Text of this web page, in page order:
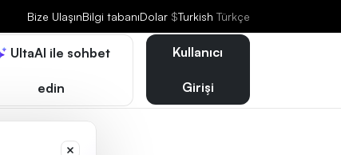
Bize UlaşınBilgi tabanıDolar $Turkish Türkçe
UltaAI ile sohbet
edin
Kullanıcı
Girişi